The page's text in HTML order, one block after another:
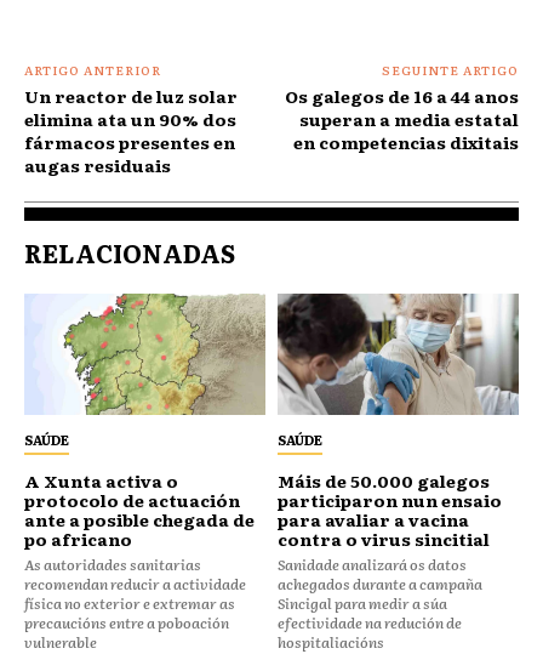
ARTIGO ANTERIOR
Un reactor de luz solar
elimina ata un 90% dos
fármacos presentes en
augas residuais
SEGUINTE ARTIGO
Os galegos de 16 a 44 anos
superan a media estatal
en competencias dixitais
RELACIONADAS
SAÚDE
A Xunta activa o
protocolo de actuación
ante a posible chegada de
po africano
As autoridades sanitarias
recomendan reducir a actividade
física no exterior e extremar as
precaucións entre a poboación
vulnerable
SAÚDE
Máis de 50.000 galegos
participaron nun ensaio
para avaliar a vacina
contra o virus sincitial
Sanidade analizará os datos
achegados durante a campaña
Sincigal para medir a súa
efectividade na redución de
hospitaliacións